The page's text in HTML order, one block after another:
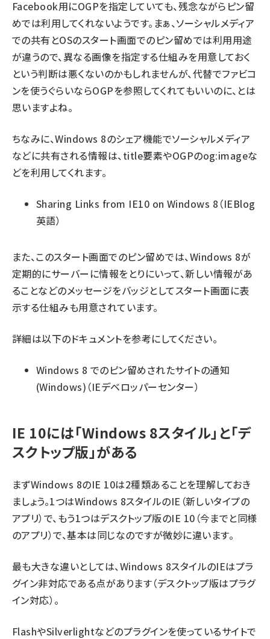
Facebook用にOGPを指定していても、残念ながらピン留
めでは利用してくれないようです。まぁ、ソーシャルメディア
での共有とOSのスタート画面でのピン留めでは利用用途
が違うので、異なる画像を指定する仕組みを用意しておく
という判断は悪くないのかもしれませんが、代替でファビコ
ンを使うぐらいならOGPを参照してくれてもいいのに、とは
思いますよね。
ちなみに、Windows 8のシェア機能でソーシャルメディア
などに共有される情報は、title要素やOGPのog:imageな
どを利用してくれます。
Sharing Links from IE10 on Windows 8 （IEBlog
英語）
また、このスタート画面でのピン留めでは、Windows 8が
定期的にサーバーに情報をとりにいって、新しい情報があ
ることなどのメッセージをバッジとしてスタート画面に表
示する仕組みも用意されています。
詳細は以下のドキュメントを参考にしてください。
Windows 8 でのピン留めされたサイトの通知
(Windows) （IEデベロッパーセンター）
IE 10には「Windows 8スタイル」と「デ
スクトップ版」がある
まずWindows 8のIE 10は2種類あることを理解しておき
ましょう。1つはWindows 8スタイルのIE（新しいタイプの
アプリ）で、もう1つはデスクトップ版のIE 10（今までと同様
のアプリ）で、基本は同じなのですが微妙に違います。
最も大きな違いとしては、Windows 8スタイルのIEはプラ
グイン非対応である点があります（デスクトップ版はプラグ
イン対応）。
FlashやSilverlightなどのプラグインを使っているサイトで